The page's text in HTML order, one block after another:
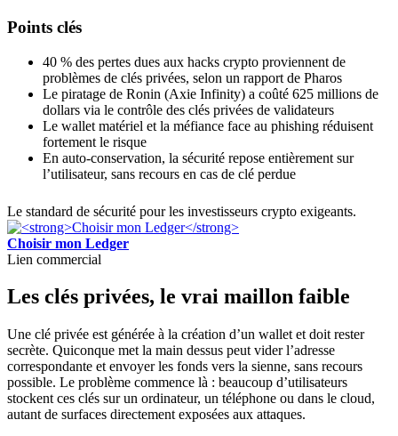
Points clés
40 % des pertes dues aux hacks crypto proviennent de
problèmes de clés privées, selon un rapport de Pharos
Le piratage de Ronin (Axie Infinity) a coûté 625 millions de
dollars via le contrôle des clés privées de validateurs
Le wallet matériel et la méfiance face au phishing réduisent
fortement le risque
En auto-conservation, la sécurité repose entièrement sur
l’utilisateur, sans recours en cas de clé perdue
Le standard de sécurité pour les investisseurs crypto exigeants.
Choisir mon Ledger
Lien commercial
Les clés privées, le vrai maillon faible
Une clé privée est générée à la création d’un wallet et doit rester
secrète. Quiconque met la main dessus peut vider l’adresse
correspondante et envoyer les fonds vers la sienne, sans recours
possible. Le problème commence là : beaucoup d’utilisateurs
stockent ces clés sur un ordinateur, un téléphone ou dans le cloud,
autant de surfaces directement exposées aux attaques.